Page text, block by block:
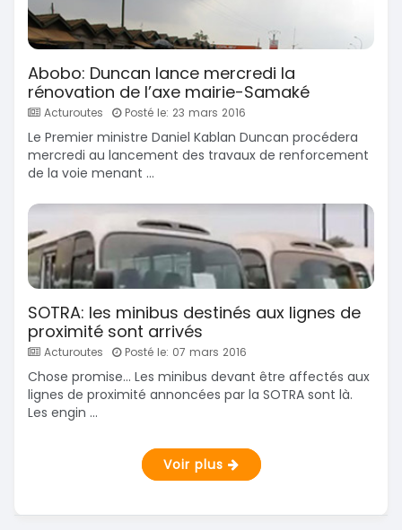
Abobo: Duncan lance mercredi la
rénovation de l’axe mairie-Samaké
Acturoutes Posté le: 23 mars 2016
Le Premier ministre Daniel Kablan Duncan procédera
mercredi au lancement des travaux de renforcement
de la voie menant ...
SOTRA: les minibus destinés aux lignes de
proximité sont arrivés
Acturoutes Posté le: 07 mars 2016
Chose promise... Les minibus devant être affectés aux
lignes de proximité annoncées par la SOTRA sont là.
Les engin ...
Voir plus